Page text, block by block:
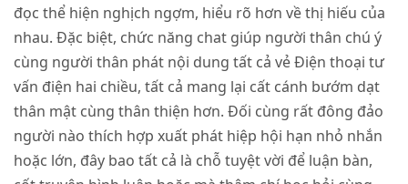
đọc thể hiện nghịch ngợm, hiểu rõ hơn về thị hiếu của
nhau. Đặc biệt, chức năng chat giúp người thân chú ý
cùng người thân phát nội dung tất cả vẻ Điện thoại tư
vấn điện hai chiều, tất cả mang lại cất cánh bướm dạt
thân mật cùng thân thiện hơn. Đối cùng rất đông đảo
người nào thích hợp xuất phát hiệp hội hạn nhỏ nhắn
hoặc lớn, đây bao tất cả là chỗ tuyệt vời để luận bàn,